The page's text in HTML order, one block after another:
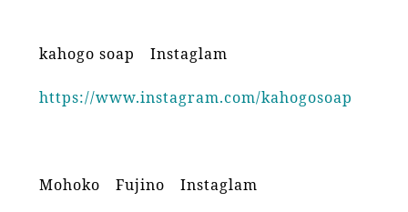
kahogo soap Instaglam
https://www.instagram.com/kahogosoap
Mohoko Fujino Instaglam